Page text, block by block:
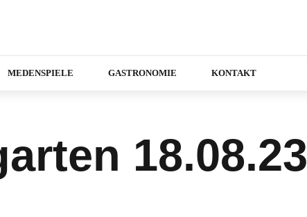
MEDENSPIELE GASTRONOMIE KONTAKT
18.08.23